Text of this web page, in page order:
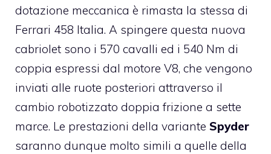
dotazione meccanica è rimasta la stessa di
Ferrari 458 Italia. A spingere questa nuova
cabriolet sono i 570 cavalli ed i 540 Nm di
coppia espressi dal motore V8, che vengono
inviati alle ruote posteriori attraverso il
cambio robotizzato doppia frizione a sette
marce. Le prestazioni della variante Spyder
saranno dunque molto simili a quelle della